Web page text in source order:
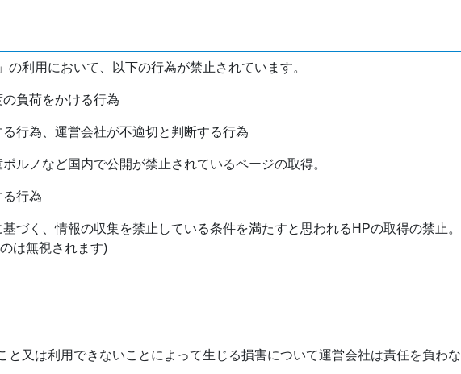
の利用において、以下の行為が禁止されています。
負荷をかける行為
行為、運営会社が不適切と判断する行為
ルノなど国内で公開が禁止されているページの取得。
行為
づく、情報の収集を禁止している条件を満たすと思われるHPの取得の禁止。
は無視されます)
と又は利用できないことによって生じる損害について運営会社は責任を負わな